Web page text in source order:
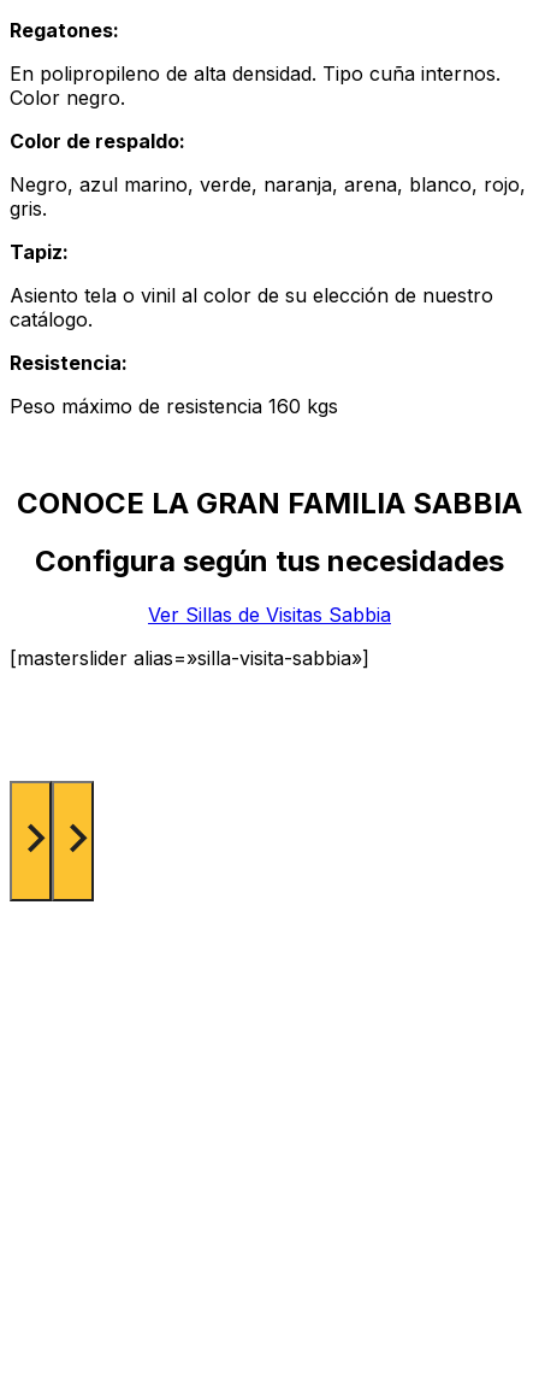
Regatones:
En polipropileno de alta densidad. Tipo cuña internos.
Color negro.
Color de respaldo:
Negro, azul marino, verde, naranja, arena, blanco, rojo,
gris.
Tapiz:
Asiento tela o vinil al color de su elección de nuestro
catálogo.
Resistencia:
Peso máximo de resistencia 160 kgs
CONOCE LA GRAN FAMILIA SABBIA
Configura según tus necesidades
Ver Sillas de Visitas Sabbia
[masterslider alias=»silla-visita-sabbia»]